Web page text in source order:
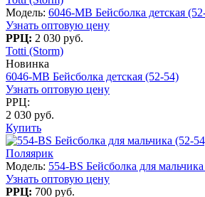
Модель: 6046-MB Бейсболка детская
Узнать оптовую цену
РРЦ: 2 030 руб.
Totti (Storm)
Новинка
6046-MB Бейсболка детская (52-54)
Узнать оптовую цену
РРЦ:
2 030 руб.
Купить
Поляярик
Модель: 554-BS Бейсболка для
Узнать оптовую цену
РРЦ: 700 руб.